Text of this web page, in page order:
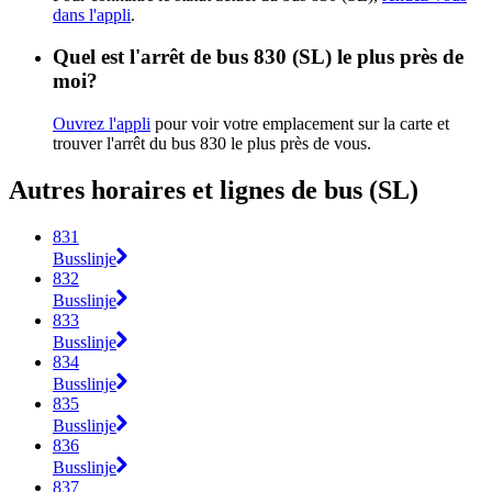
dans l'appli.
Quel est l'arrêt de bus 830 (SL) le plus près de
moi?
Ouvrez l'appli pour voir votre emplacement sur la carte et
trouver l'arrêt du bus 830 le plus près de vous.
Autres horaires et lignes de bus (SL)
831
Busslinje
832
Busslinje
833
Busslinje
834
Busslinje
835
Busslinje
836
Busslinje
837